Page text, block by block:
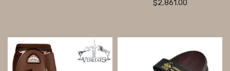
$2,861.00